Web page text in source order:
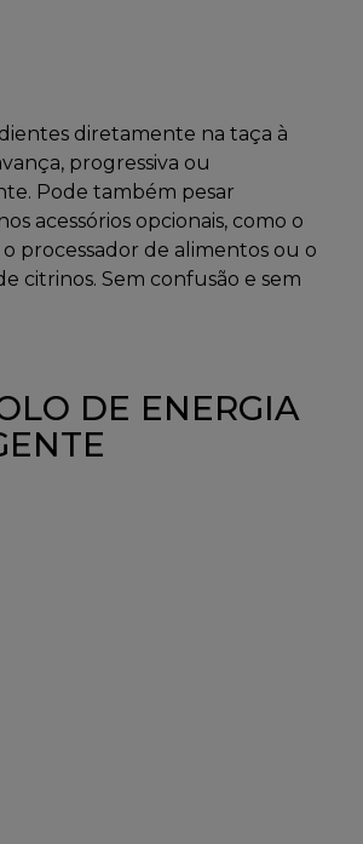
diretamente na taça à
progressiva ou
Pode também pesar
acessórios opcionais, como o
o processador de alimentos ou o
citrinos. Sem confusão e sem
DE ENERGIA